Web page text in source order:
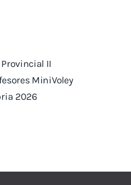
II
MiniVoley
2026